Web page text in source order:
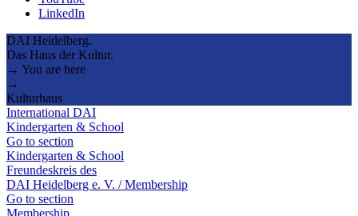
LinkedIn
DAI Heidelberg.
Das Haus der Kultur.
→ You are here
→
Kulturhaus
International DAI
Kindergarten & School
Go to section
Kindergarten & School
Freundeskreis des
DAI Heidelberg e. V. / Membership
Go to section
Membership